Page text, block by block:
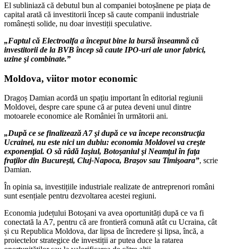
El subliniază că debutul bun al companiei botoșănene pe piața de
capital arată că investitorii încep să caute companii industriale
românești solide, nu doar investiții speculative.
„Faptul că Electroalfa a început bine la bursă înseamnă că
investitorii de la BVB încep să caute IPO-uri ale unor fabrici,
uzine şi combinate.”
Moldova, viitor motor economic
Dragoș Damian acordă un spațiu important în editorial regiunii
Moldovei, despre care spune că ar putea deveni unul dintre
motoarele economice ale României în următorii ani.
„După ce se finalizează A7 şi după ce va începe reconstrucţia
Ucrainei, nu este nici un dubiu: economia Moldovei va creşte
exponenţial. O să râdă Iaşiul, Botoşaniul şi Neamţul în faţa
fraţilor din Bucureşti, Cluj-Napoca, Braşov sau Timişoara”, scrie
Damian.
În opinia sa, investițiile industriale realizate de antreprenori români
sunt esențiale pentru dezvoltarea acestei regiuni.
Economia județului Botoșani va avea oportunități după ce va fi
conectată la A7, pentru că are frontieră comună atât cu Ucraina, cât
și cu Republica Moldova, dar lipsa de încredere și lipsa, încă, a
proiectelor strategice de investiții ar putea duce la ratarea